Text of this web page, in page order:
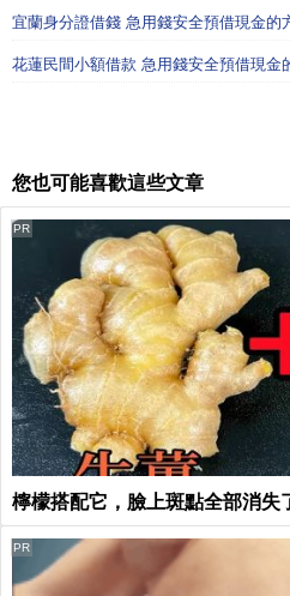
宜蘭身分證借錢 急用錢安全預借現金的
花蓮民間小額借款 急用錢安全預借現金
您也可能喜歡這些文章
檸檬搭配它，臉上斑點全部消失
PR
PR